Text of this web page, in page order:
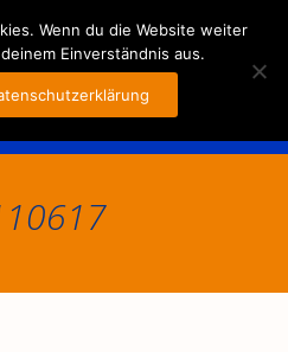
Wenn du die Website weiter
Einverständnis aus.